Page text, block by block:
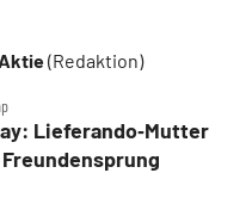
(Redaktion)
Lieferando‑Mutter